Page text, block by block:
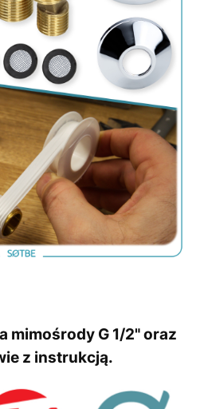
mimośrody G 1/2" oraz
z instrukcją.